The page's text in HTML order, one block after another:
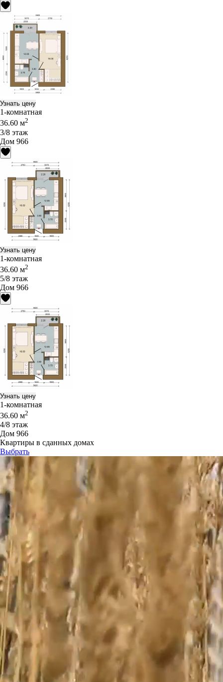
Узнать цену
1-комнатная
36.60 м2
3/8 этаж
Дом 966
Узнать цену
1-комнатная
36.60 м2
5/8 этаж
Дом 966
Узнать цену
1-комнатная
36.60 м2
4/8 этаж
Дом 966
Квартиры в сданных домах
Выбрать